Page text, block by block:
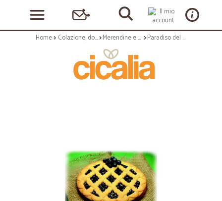
Home Colazione, dolciumi e snack Merendine e torte confezionate Paradiso del dolce crostata mirtillo - gr.450